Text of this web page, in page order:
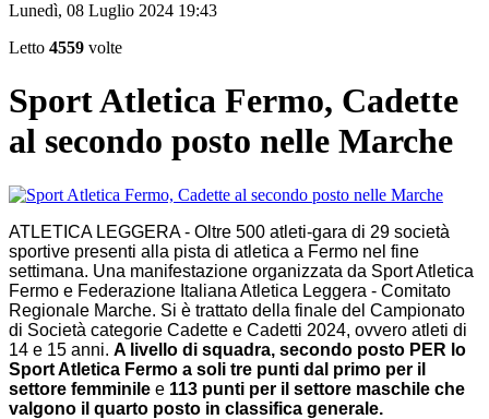
Lunedì, 08 Luglio 2024 19:43
Letto 4559 volte
Sport Atletica Fermo, Cadette
al secondo posto nelle Marche
ATLETICA LEGGERA - Oltre 500 atleti-gara di 29 società
sportive presenti alla pista di atletica a Fermo nel fine
settimana. Una manifestazione organizzata da Sport Atletica
Fermo e Federazione Italiana Atletica Leggera - Comitato
Regionale Marche. Si è trattato della finale del Campionato
di Società categorie Cadette e Cadetti 2024, ovvero atleti di
14 e 15 anni. A livello di squadra, secondo posto PER lo
Sport Atletica Fermo a soli tre punti dal primo per il
settore femminile e 113 punti per il settore maschile che
valgono il quarto posto in classifica generale.